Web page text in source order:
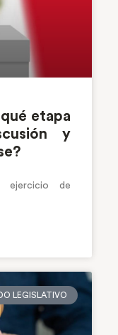
etapa
y
ejercicio de
LEGISLATIVO